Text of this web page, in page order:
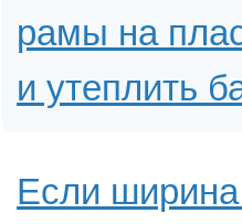
рамы на
и утеплить
Если